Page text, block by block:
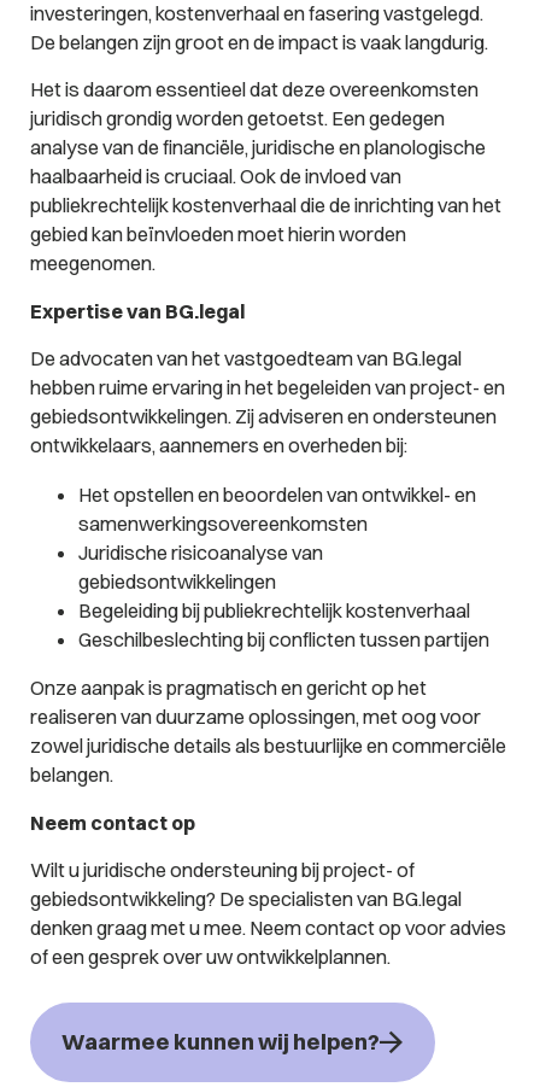
investeringen, kostenverhaal en fasering vastgelegd.
De belangen zijn groot en de impact is vaak langdurig.
Het is daarom essentieel dat deze overeenkomsten
juridisch grondig worden getoetst. Een gedegen
analyse van de financiële, juridische en planologische
haalbaarheid is cruciaal. Ook de invloed van
publiekrechtelijk kostenverhaal die de inrichting van het
gebied kan beïnvloeden moet hierin worden
meegenomen.
Expertise van BG.legal
De advocaten van het vastgoedteam van BG.legal
hebben ruime ervaring in het begeleiden van project- en
gebiedsontwikkelingen. Zij adviseren en ondersteunen
ontwikkelaars, aannemers en overheden bij:
Het opstellen en beoordelen van ontwikkel- en
samenwerkingsovereenkomsten
Juridische risicoanalyse van
gebiedsontwikkelingen
Begeleiding bij publiekrechtelijk kostenverhaal
Geschilbeslechting bij conflicten tussen partijen
Onze aanpak is pragmatisch en gericht op het
realiseren van duurzame oplossingen, met oog voor
zowel juridische details als bestuurlijke en commerciële
belangen.
Neem contact op
Wilt u juridische ondersteuning bij project- of
gebiedsontwikkeling? De specialisten van BG.legal
denken graag met u mee. Neem contact op voor advies
of een gesprek over uw ontwikkelplannen.
Waarmee kunnen wij helpen?